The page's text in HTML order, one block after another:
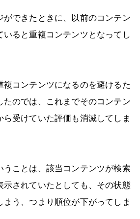
ができたときに、以前のコンテン
いると重複コンテンツとなってし
複コンテンツになるのを避けるた
たのでは、これまでそのコンテン
ら受けていた評価も消滅してしま
うことは、該当コンテンツが検索
示されていたとしても、その状態
まう、つまり順位が下がってしま